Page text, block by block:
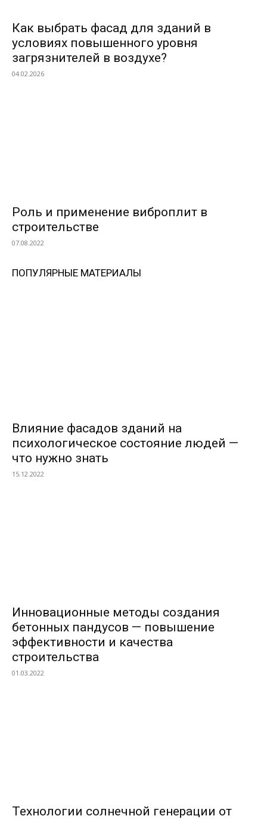
Как выбрать фасад для зданий в
условиях повышенного уровня
загрязнителей в воздухе?
04.02.2026
Роль и применение виброплит в
строительстве
07.08.2022
ПОПУЛЯРНЫЕ МАТЕРИАЛЫ
Влияние фасадов зданий на
психологическое состояние людей —
что нужно знать
15.12.2022
Инновационные методы создания
бетонных пандусов — повышение
эффективности и качества
строительства
01.03.2022
Технологии солнечной генерации от